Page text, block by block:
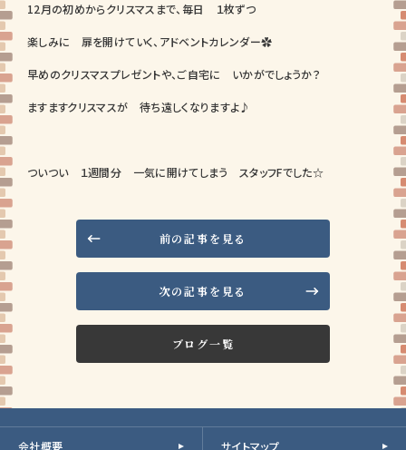
12月の初めからクリスマスまで、毎日 １枚ずつ
楽しみに 扉を開けていく、アドベントカレンダー✿
早めのクリスマスプレゼントや、ご自宅に いかがでしょうか？
ますますクリスマスが 待ち遠しくなりますよ♪
ついつい １週間分 一気に開けてしまう スタッフFでした☆
前の記事を見る
ブログ一覧
次の記事を見る
会社概要 サイトマップ